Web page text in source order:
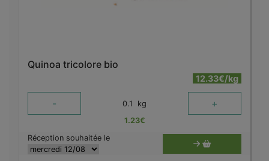
Quinoa tricolore bio
12.33€/kg
- 0.1 kg +
1.23€
Réception souhaitée le